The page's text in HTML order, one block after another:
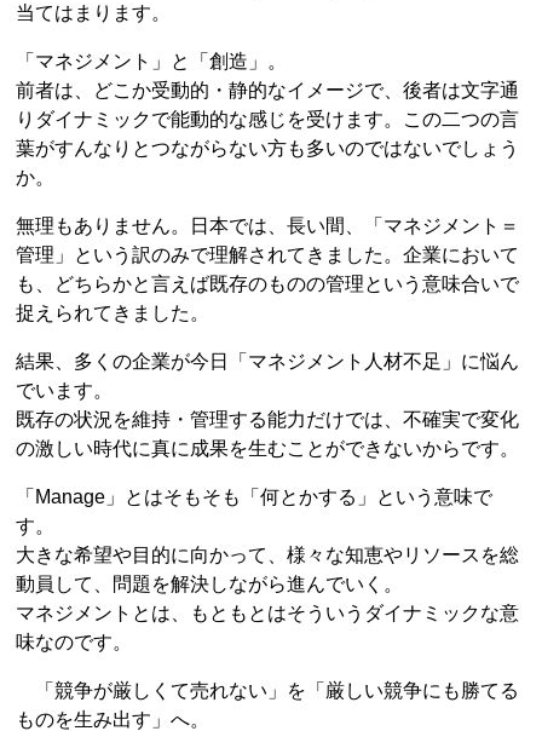
当てはまります。
「マネジメント」と「創造」。
前者は、どこか受動的・静的なイメージで、後者は文字通
りダイナミックで能動的な感じを受けます。この二つの言
葉がすんなりとつながらない方も多いのではないでしょう
か。
無理もありません。日本では、長い間、「マネジメント＝
管理」という訳のみで理解されてきました。企業において
も、どちらかと言えば既存のものの管理という意味合いで
捉えられてきました。
結果、多くの企業が今日「マネジメント人材不足」に悩ん
でいます。
既存の状況を維持・管理する能力だけでは、不確実で変化
の激しい時代に真に成果を生むことができないからです。
「Manage」とはそもそも「何とかする」という意味で
す。
大きな希望や目的に向かって、様々な知恵やリソースを総
動員して、問題を解決しながら進んでいく。
マネジメントとは、もともとはそういうダイナミックな意
味なのです。
「競争が厳しくて売れない」を「厳しい競争にも勝てる
ものを生み出す」へ。